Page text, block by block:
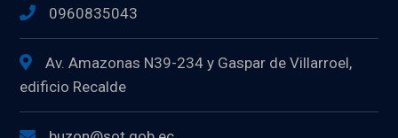
0960835043
Av. Amazonas N39-234 y Gaspar de Villarroel,
edificio Recalde